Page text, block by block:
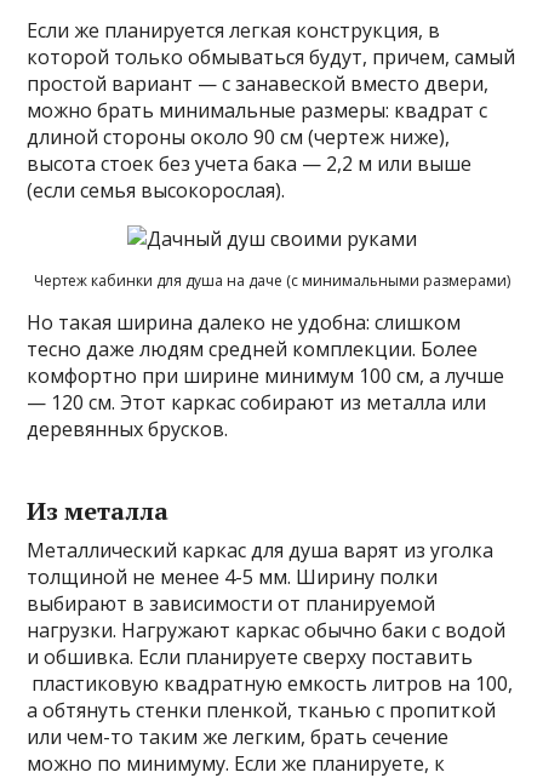
Если же планируется легкая конструкция, в
которой только обмываться будут, причем, самый
простой вариант — с занавеской вместо двери,
можно брать минимальные размеры: квадрат с
длиной стороны около 90 см (чертеж ниже),
высота стоек без учета бака — 2,2 м или выше
(если семья высокорослая).
Чертеж кабинки для душа на даче (с минимальными размерами)
Но такая ширина далеко не удобна: слишком
тесно даже людям средней комплекции. Более
комфортно при ширине минимум 100 см, а лучше
— 120 см. Этот каркас собирают из металла или
деревянных брусков.
Из металла
Металлический каркас для душа варят из уголка
толщиной не менее 4-5 мм. Ширину полки
выбирают в зависимости от планируемой
нагрузки. Нагружают каркас обычно баки с водой
и обшивка. Если планируете сверху поставить
пластиковую квадратную емкость литров на 100,
а обтянуть стенки пленкой, тканью с пропиткой
или чем-то таким же легким, брать сечение
можно по минимуму. Если же планируете, к